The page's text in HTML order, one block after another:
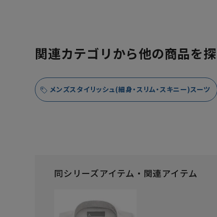
関連カテゴリから他の商品を
メンズスタイリッシュ(細身・スリム・スキニー)スーツ
同シリーズアイテム・関連アイテム